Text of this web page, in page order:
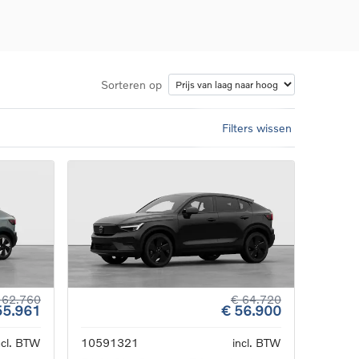
Sorteren op
Filters wissen
BTW
€ 64.720
€ 56.900
10591321
incl. BTW